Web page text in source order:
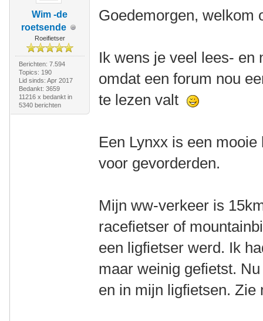
Wim -de
roetsende
Roeifietser
Berichten: 7.594
Topics: 190
Lid sinds: Apr 2017
Bedankt: 3659
11216 x bedankt in
5340 berichten
Goedemorgen, welkom
Ik wens je veel lees- en
omdat een forum nou
te lezen valt
Een Lynxx is een
voor gevorderden.
Mijn ww-verkeer is
racefietser of
een ligfietser werd. Ik
maar weinig gefietst.
en in mijn ligfietsen. Zie